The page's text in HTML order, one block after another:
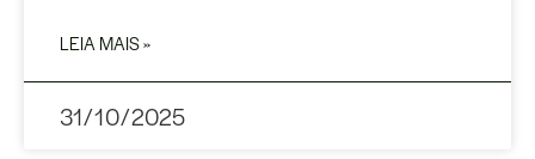
LEIA MAIS »
31/10/2025